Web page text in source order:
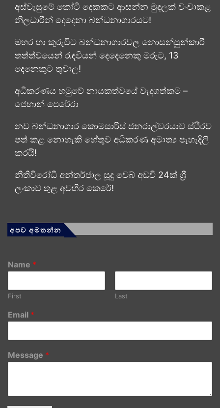
අස්වැසුමේ කෝටි දෙකකට ආසන්න මුදලක් වංචාකළ
නිලධාරීන් දෙදෙනා බන්ධනාගාරයට!
මහර හා කුරුවිට බන්ධනාගාරවල නොසන්සුන්කාරී
තත්ත්වයෙන් රැඳවියන් දෙදෙනෙකු මරුට, 13
දෙනෙකුට තුවාල!
අධිකරණය හමුවේ නායකත්වයේ වැදගත්කම –
ජෙහාන් පෙරේරා
නව බන්ධනාගාර කොමසාරිස් ජනරාල්වරයාව ස්ථිරව
පත් කළ නොහැකි හේතුව අධිකරණ අමාත්‍ය පැහැදිලි
කරයි!
නීතිවිරෝධී අන්තර්ජාල සූදු වෙබ් අඩවි 24ක් ශ්‍රී
ලංකාව තුළ අවහිර කෙරේ!
අපව අමතන්න
Name *
First Last
Email *
Message *